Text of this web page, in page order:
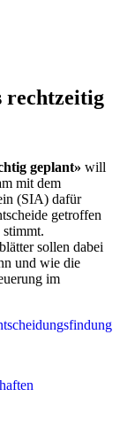
rechtzeitig
geplant» will
mit dem
(SIA) dafür
getroffen
sollen dabei
und wie die
im